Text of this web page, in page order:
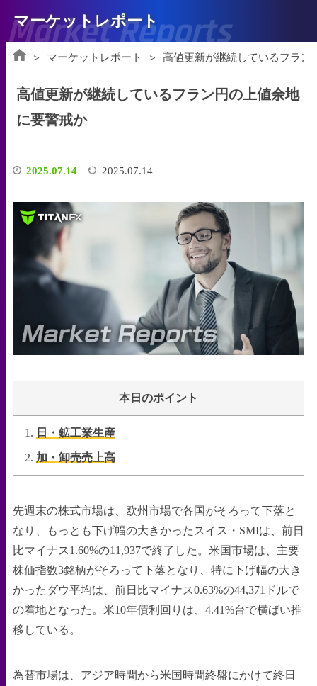
マーケットレポート
Market Reports
マーケットレポート 高値更新が継続しているフラン
高値更新が継続しているフラン円の上値余地
に要警戒か
2025.07.14 2025.07.14
本日のポイント
日・鉱工業生産
加・卸売売上高
先週末の株式市場は、欧州市場で各国がそろって下落と
なり、もっとも下げ幅の大きかったスイス・SMIは、前日
比マイナス1.60%の11,937で終了した。米国市場は、主要
株価指数3銘柄がそろって下落となり、特に下げ幅の大き
かったダウ平均は、前日比マイナス0.63%の44,371ドルで
の着地となった。米10年債利回りは、4.41%台で横ばい推
移している。
為替市場は、アジア時間から米国時間終盤にかけて終日